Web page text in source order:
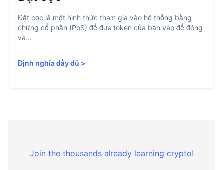
Đặt cọc là một hình thức tham gia vào hệ thống bằng
chứng cổ phần (PoS) để đưa token của bạn vào để đóng
va...
Định nghĩa đầy đủ >
Join the thousands already learning crypto!